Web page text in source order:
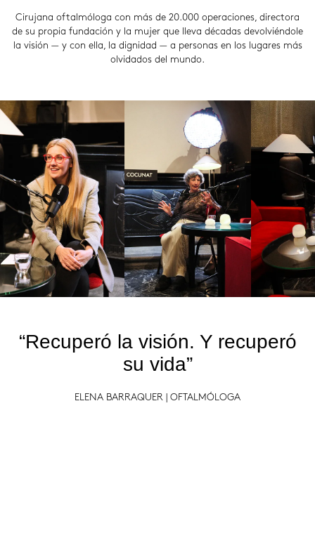
Cirujana oftalmóloga con más de 20.000 operaciones, directora
de su propia fundación y la mujer que lleva décadas devolviéndole
la visión — y con ella, la dignidad — a personas en los lugares más
olvidados del mundo.
“Recuperó la visión. Y recuperó
su vida”
ELENA BARRAQUER | OFTALMÓLOGA